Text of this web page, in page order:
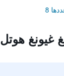
8
غيونغ هوتل